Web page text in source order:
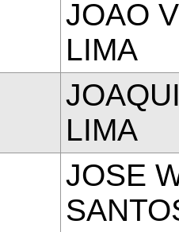
JOAO
LIMA
LIMA
JOSE